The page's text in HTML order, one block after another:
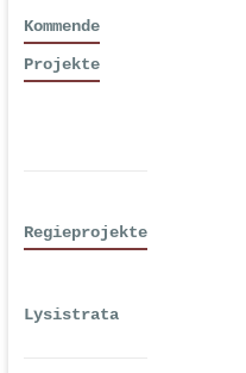
Kommende
Projekte
Regieprojekte
Lysistrata